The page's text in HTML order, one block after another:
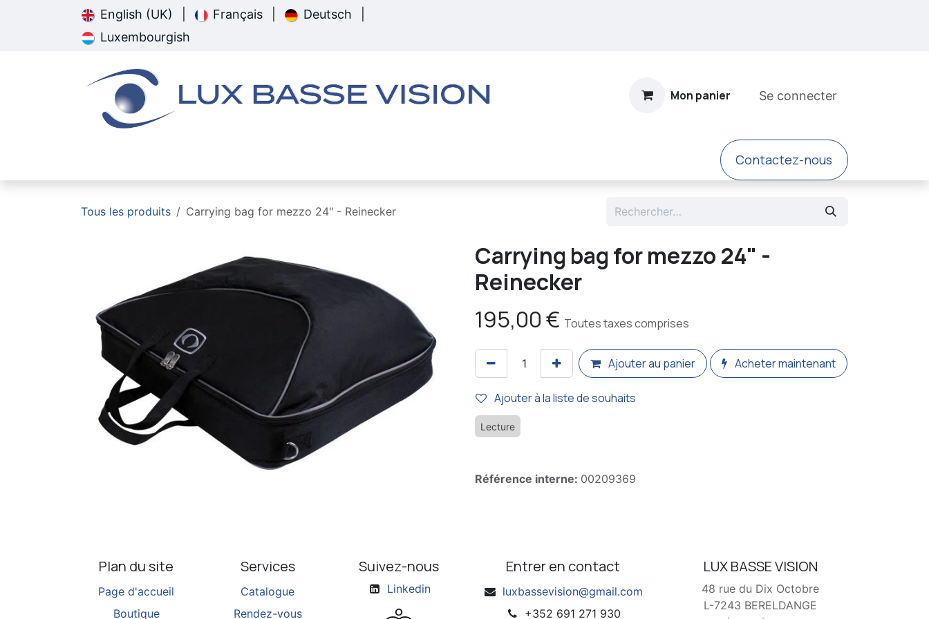
Se rendre au contenuEnglish (UK) Français Deutsch
Luxembourgish
Mon panier Se connecter
​Contacte​​z-nous
Tous les produits Carrying bag for mezzo 24" - Reinecker
Carrying bag for mezzo 24" -
Reinecker
195,00€ Toutes taxes comprises
Ajouter au panier Acheter maintenant
Ajouter à la liste de souhaits
Lecture
Référence interne: 00209369
Plan du site
Page d'accueil
Boutique
Services
Catalogue
Rendez-vous
Suivez-nous
Linkedin
Entrer en contact
luxbassevision@gmail.com
+352 691 271 930
LUX BASSE VISION
48 rue du Dix Octobre
L-7243 BERELDANGE